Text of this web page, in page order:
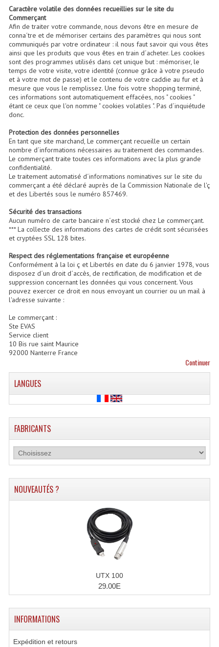
Cellule (s)
Diamants
Pieds D'enceintes
Selecteurs Audio Vidéo
Amplificateurs Multi-Canaux
Casques Stéréo
Compresseurs , Limiteurs , Noise Gate
Enceintes Et Caissons Basses
Enceintes Amplifiées Actives
Enceintes, Système Amplifiés
Caisson De Basse Amplifié
Enceintes (Ecoutes De Studio)
Enceintes Monitoring
Haut Parleurs Sono
Filtres Passifs
Moteurs Pavillons Pour Enceinte
Caractère volatile des données recueillies sur le site du
Commerçant
Afin de traiter votre commande, nous devons être en mesure de
conna´tre et de mémoriser certains des paramètres qui nous sont
communiqués par votre ordinateur : il nous faut savoir qui vous êtes
ainsi que les produits que vous êtes en train d´acheter. Les cookies
sont des programmes utilisés dans cet unique but : mémoriser, le
temps de votre visite, votre identité (connue grâce à votre pseudo
et à votre mot de passe) et le contenu de votre caddie au fur et à
mesure que vous le remplissez. Une fois votre shopping terminé,
ces informations sont automatiquement effacées, nos " cookies "
étant ce ceux que l'on nomme " cookies volatiles ". Pas d´inquiétude
donc.
Protection des données personnelles
En tant que site marchand, Le commerçant recueille un certain
nombre d´informations nécessaires au traitement des commandes.
Le commerçant traite toutes ces informations avec la plus grande
confidentialité.
Le traitement automatisé d´informations nominatives sur le site du
commerçant a été déclaré auprès de la Commission Nationale de l'ç
et des Libertés sous le numéro 857469.
Sécurité des transactions
Aucun numéro de carte bancaire n´est stocké chez Le commerçant.
*** La collecte des informations des cartes de crédit sont sécurisées
et cryptées SSL 128 bites.
Respect des réglementations française et européenne
Conformément à la loi ç et Libertés en date du 6 janvier 1978, vous
disposez d´un droit d´accès, de rectification, de modification et de
suppression concernant les données qui vous concernent. Vous
pouvez exercer ce droit en nous envoyant un courrier ou un mail à
l'adresse suivante :
Le commerçant :
Ste EVAS
Service client
10 Bis rue saint Maurice
92000 Nanterre France
Continuer
LANGUES
FABRICANTS
NOUVEAUTÉS ?
UTX 100
29.00E
INFORMATIONS
Expédition et retours